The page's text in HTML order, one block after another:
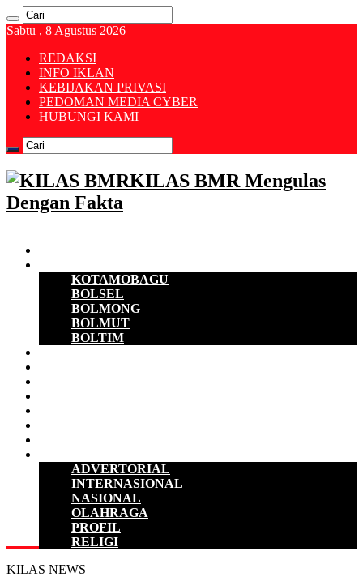
Sabtu , 8 Agustus 2026
REDAKSI
INFO IKLAN
KEBIJAKAN PRIVASI
PEDOMAN MEDIA CYBER
HUBUNGI KAMI
KILAS BMR Mengulas
Dengan Fakta
KOTAMOBAGU
BOLSEL
BOLMONG
BOLMUT
BOLTIM
ADVERTORIAL
INTERNASIONAL
NASIONAL
OLAHRAGA
PROFIL
RELIGI
KILAS NEWS